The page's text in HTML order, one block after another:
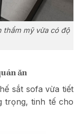
thẩm mỹ vừa có độ
ăn
sắt sofa vừa tiết
trọng, tinh tế cho